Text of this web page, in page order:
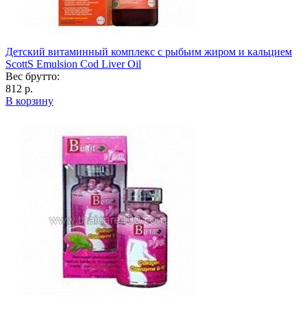
Детский витаминный комплекс с рыбьим жиром и кальцием
ScottS Emulsion Cod Liver Oil
Вес брутто:
812 р.
В корзину